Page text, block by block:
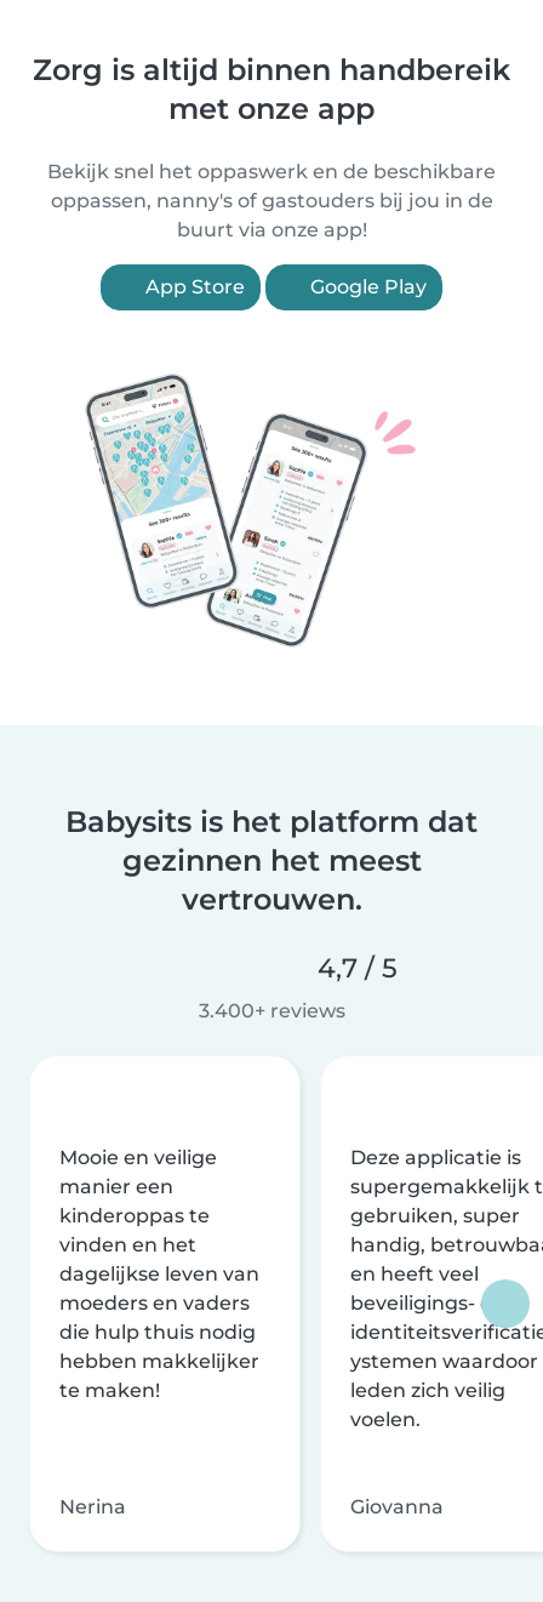
Zorg is altijd binnen handbereik
met onze app
Bekijk snel het oppaswerk en de beschikbare
oppassen, nanny's of gastouders bij jou in de
buurt via onze app!
App Store Google Play
Babysits is het platform dat
gezinnen het meest
vertrouwen.
4,7 / 5
3.400+ reviews
Mooie en veilige
manier een
kinderoppas te
vinden en het
dagelijkse leven van
moeders en vaders
die hulp thuis nodig
hebben makkelijker
te maken!
Nerina
Deze applicatie is
supergemakkelijk
gebruiken, super
handig,
en heeft veel
beveiligings- en
ystemen waardoor
leden zich veilig
voelen.
Giovanna